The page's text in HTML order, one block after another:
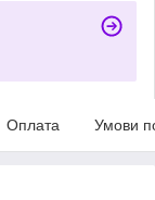
Оплата Умови